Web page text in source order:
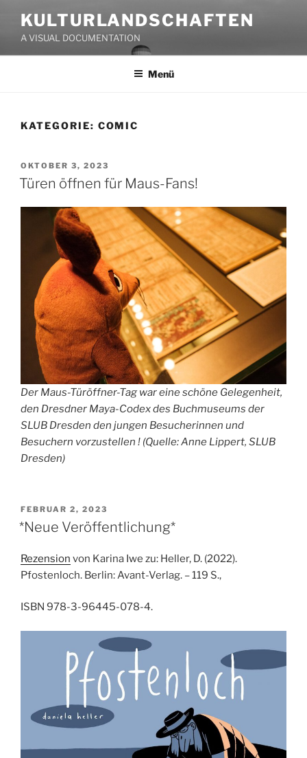
Inhalt
springen
KULTURLANDSCHAFTEN
A VISUAL DOCUMENTATION
Menü
KATEGORIE: COMIC
VERÖFFENTLICHT
AM
OKTOBER 3, 2023
Türen öffnen für Maus-Fans!
Der Maus-Türöffner-Tag war eine schöne Gelegenheit,
den Dresdner Maya-Codex des Buchmuseums der
SLUB Dresden den jungen Besucherinnen und
Besuchern vorzustellen ! (Quelle: Anne Lippert, SLUB
Dresden)
VERÖFFENTLICHT
AM
FEBRUAR 2, 2023
*Neue Veröffentlichung*
Rezension von Karina Iwe zu: Heller, D. (2022).
Pfostenloch. Berlin: Avant-Verlag. – 119 S.,
ISBN 978-3-96445-078-4.